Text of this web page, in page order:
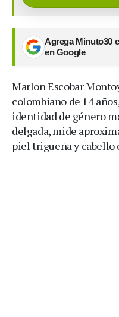
Agrega Minuto30
en Google
Marlon Escobar
colombiano de 14
identidad de género
delgada, mide
piel trigueña y cabello